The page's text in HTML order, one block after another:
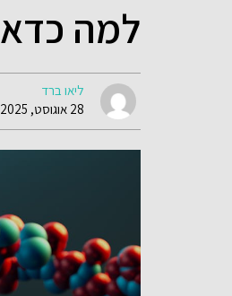
למה
ליאו ברד
28 אוגוסט, 2025 07:51